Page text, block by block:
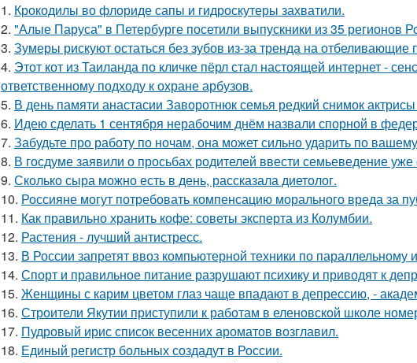
1. Крокодилы во флориде сапы и гидроскутеры захватили.
2. "Алые Паруса" в Петербурге посетили выпускники из 35 регионов
3. Зумеры рискуют остаться без зубов из-за тренда на отбеливающие
4. Этот кот из Таиланда по кличке пёрл стал настоящей интернет -
ответственному подходу к охране арбузов.
5. В день памяти анастасии Заворотнюк семья редкий снимок
6. Идею сделать 1 сентября нерабочим днём назвали спорной в
7. Забудьте про работу по ночам, она может сильно ударить по
8. В госдуме заявили о просьбах родителей ввести семьеведение уже
9. Сколько сыра можно есть в день, рассказала диетолог.
10. Россияне могут потребовать компенсацию морального вреда за
11. Как правильно хранить кофе: советы эксперта из Колумбии.
12. Растения - лучший антистресс.
13. В России запретят ввоз компьютерной техники по параллельному
14. Спорт и правильное питание разрушают психику и приводят к
15. Женщины с карим цветом глаз чаще впадают в депрессию, -
16. Строители Якутии приступили к работам в еленовской школе
17. Пудровый ирис список весенних ароматов возглавил.
18. Единый регистр больных создадут в России.